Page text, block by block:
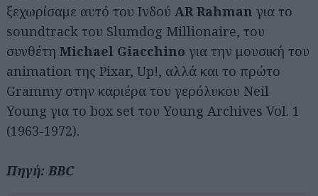
ξεχωρίσαμε αυτό του Ινδού AR Rahman για το
soundtrack του Slumdog Millionaire, του
συνθέτη Michael Giacchino για την μουσική του
animation της Pixar, Up!, αλλά και το πρώτο
Grammy στην καριέρα του γερόλυκου Neil
Young για το box set του Young Archives Vol. 1
(1963-1972).
Πηγή: BBC